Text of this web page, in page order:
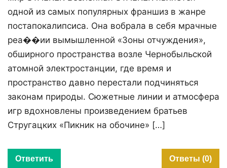
одной из самых популярных франшиз в жанре
постапокалипсиса. Она вобрала в себя мрачные
реа��ии вымышленной «Зоны отчуждения»,
обширного пространства возле Чернобыльской
атомной электростанции, где время и
пространство давно перестали подчиняться
законам природы. Сюжетные линии и атмосфера
игр вдохновлены произведением братьев
Стругацких «Пикник на обочине» […]
Ответить Ответы (0)